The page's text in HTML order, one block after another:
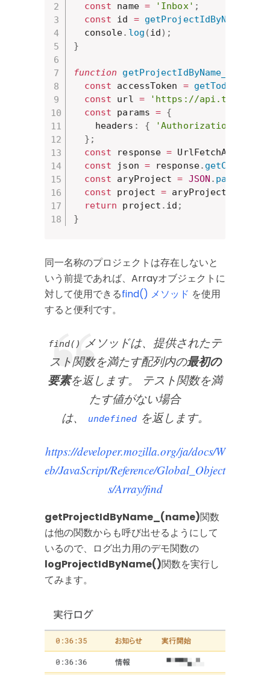
const name = 'Inbox' ;
const id = getProjectIdByName_
  console
. log (id ) ;
}
function getProjectIdByName_
const accessToken =
const url =
'https://
const params = {
    headers
: { 'Authorization'
} ;
const response = UrlFetchApp
const json = response.
const aryProject = JSON . parse
const project = aryProject
return project . id ;
}
同一名称のプロジェクトは存在しないと
いう前提であれば、Arrayオブジェクトに
対して使用できるfind() メソッド を使用
すると便利です。
find()
メソッドは、提供されたテ
スト関数を満たす配列内の最初の
要素を返します。 テスト関数を満
たす値がない場合
は、
undefinedを返します。
https://developer.mozilla.org/ja/docs/W
eb/JavaScript/Reference/Global_Object
s/Array/find
getProjectIdByName_(name)関数
は他の関数からも呼び出せるようにして
いるので、ログ出力用のデモ関数の
logProjectIdByName()関数を実行し
てみます。